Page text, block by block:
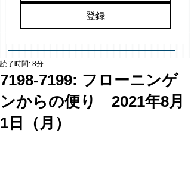
登録
7198-7199: フローニンゲ
ンからの便り 2021年8月
1日（月）
読了時間: 8分